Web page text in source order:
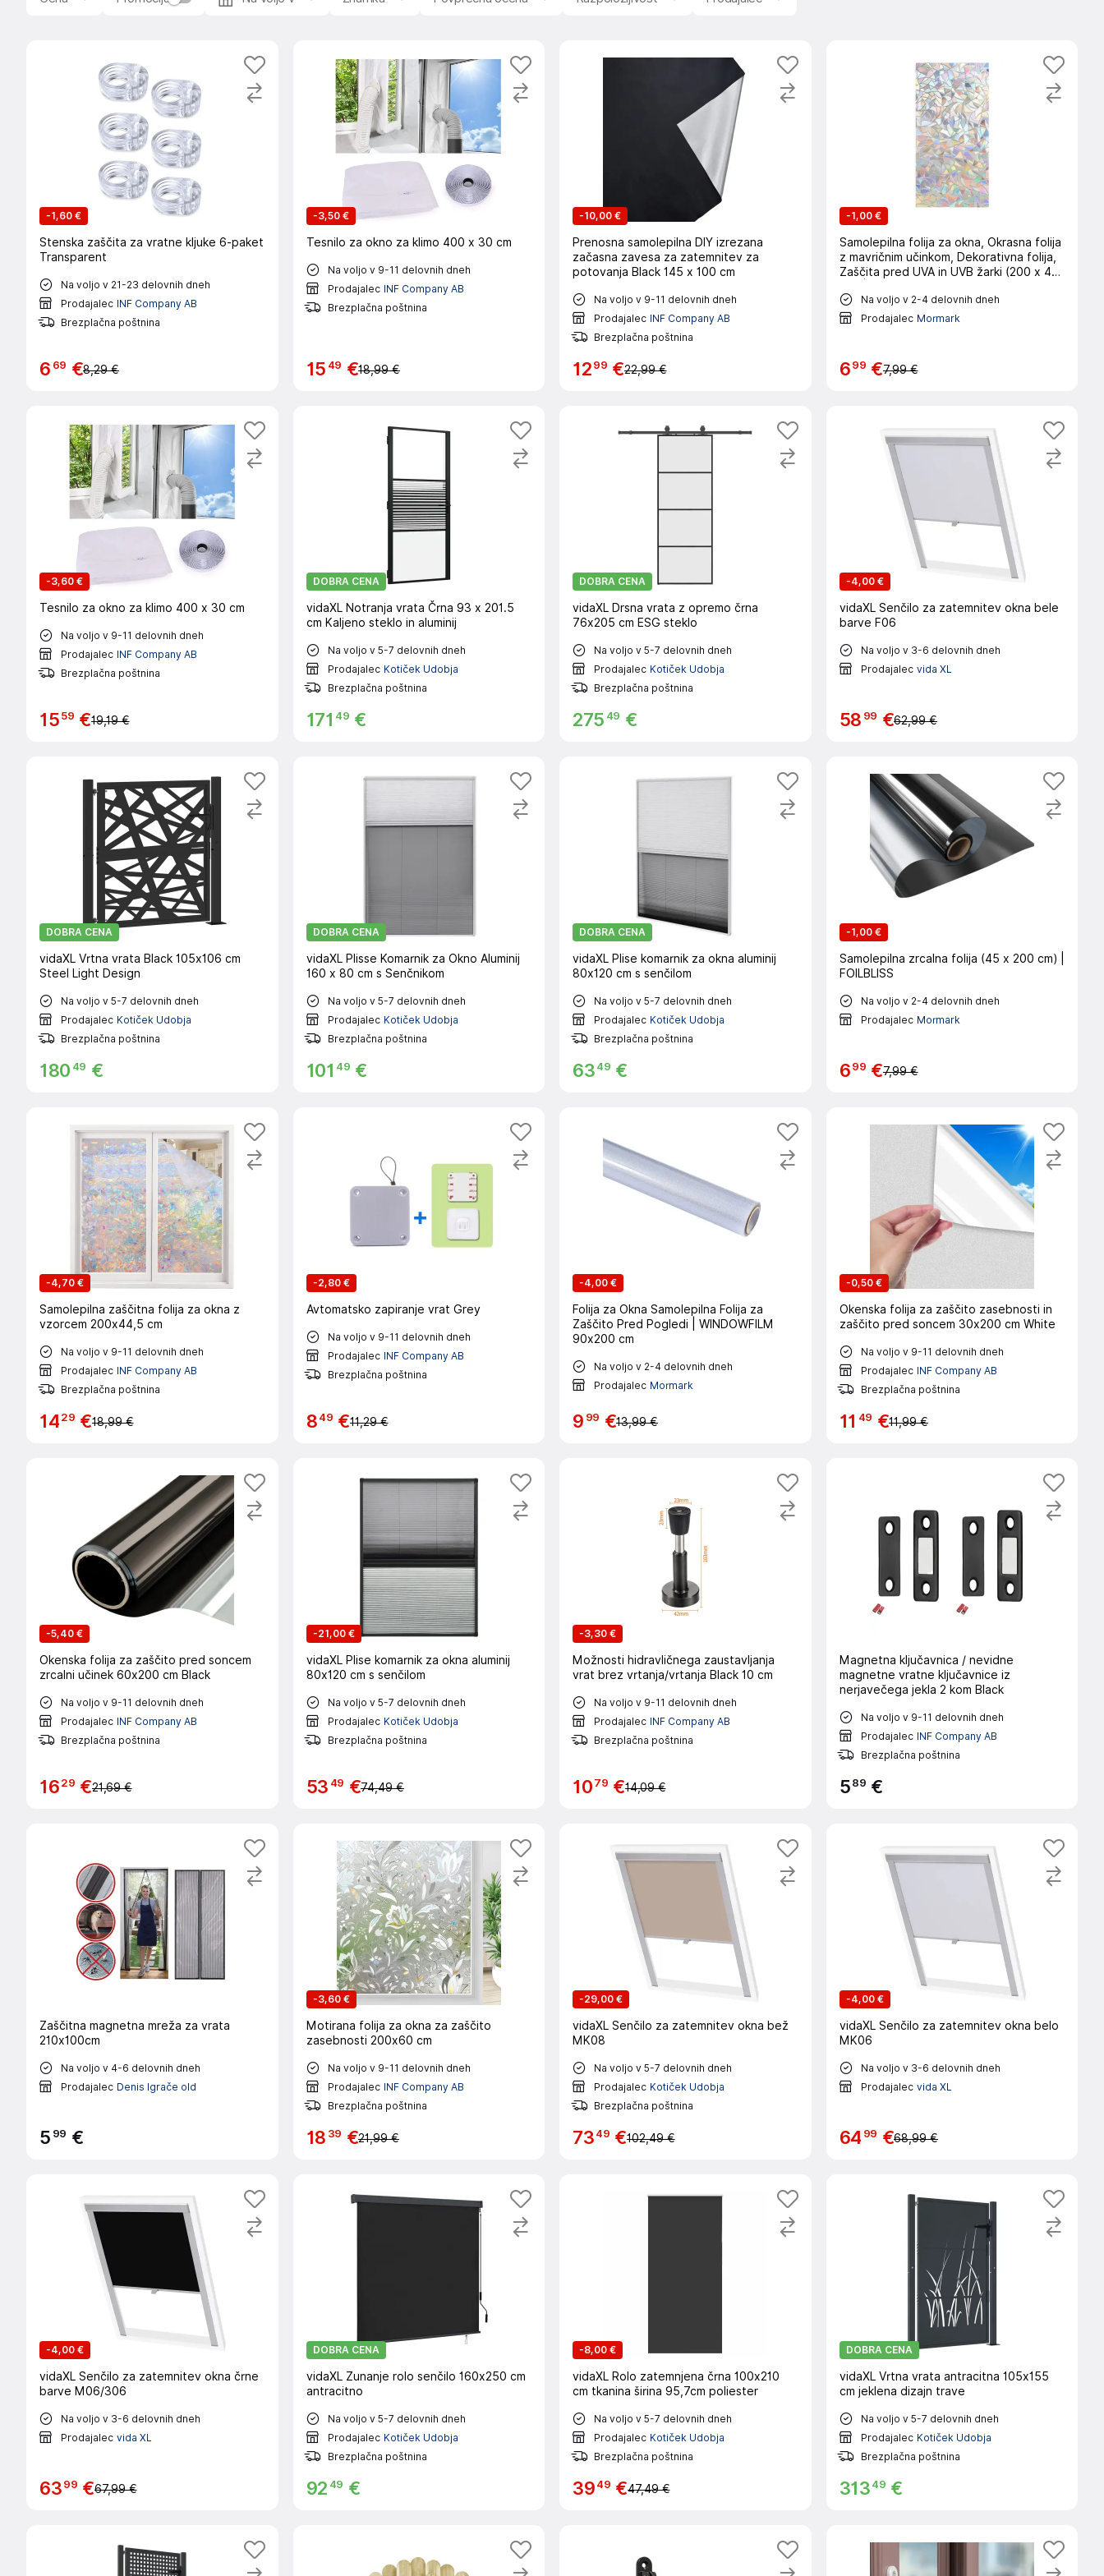
ustrezajo vašim potrebam in željam. Izbirate lahko med različnimi materiali in velikostmi. Okovja za oknaOkovja za okna
so nepogresljiva, ko gre za okna. Okovja omogocajo odpiranje in zapiranje oken. Izbirate lahko med razlicnimi tipi okovij,
ki ustrezajo vasim potrebam. Zamenjava okovja je enostavna in izboljsa funkcionalnost oken. Dodatki za okna
Dodatki
so nepogresljivi za vsak dom. Na voljo je veliko razlicnih dodatkov, ki izboljsajo funkcionalnost in estetiko oken.
Izbirajte med sirkim naborom dodatkov in izboljsajte svoj dom.
-1,60 €
Stenska zaščita za vratne kljuke 6-paket
Transparent
Na voljo v 21-23 delovnih dneh
Prodajalec INF Company AB
Brezplačna poštnina
6 69 €8,29 €
-3,50 €
Tesnilo za okno za klimo 400 x 30 cm
Na voljo v 9-11 delovnih dneh
Prodajalec INF Company AB
Brezplačna poštnina
15 49 €18,99 €
-10,00 €
Prenosna samolepilna DIY izrezana
začasna zavesa za zatemnitev za
potovanja Black 145 x 100 cm
Na voljo v 9-11 delovnih dneh
Prodajalec INF Company AB
Brezplačna poštnina
1299 €22,99 €
-1,00 €
Samolepilna folija za okna, Okrasna folija
z mavričnim učinkom, Dekorativna folija,
Zaščita pred UVA in UVB žarki (200 x 45
Na voljo v 2-4 delovnih dneh
Prodajalec Mormark
699 €7,99 €
-3,60 €
Tesnilo za okno za klimo 400 x 30 cm
Na voljo v 9-11 delovnih dneh
Prodajalec INF Company AB
Brezplačna poštnina
1559 €19,19 €
DOBRA CENA
vidaXL Notranja vrata Črna 93 x 201.5
cm Kaljeno steklo in aluminij
Na voljo v 5-7 delovnih dneh
Prodajalec Kotiček Udobja
Brezplačna poštnina
171 49 €
DOBRA CENA
vidaXL Drsna vrata z opremo črna
76x205 cm ESG steklo
Na voljo v 5-7 delovnih dneh
Prodajalec Kotiček Udobja
Brezplačna poštnina
275 49 €
-4,00 €
vidaXL Senčilo za zatemnitev okna bele
barve F06
Na voljo v 3-6 delovnih dneh
Prodajalec vida XL
58 99 €62,99 €
DOBRA CENA
vidaXL Vrtna vrata Black 105x106 cm
Steel Light Design
Na voljo v 5-7 delovnih dneh
Prodajalec Kotiček Udobja
Brezplačna poštnina
180 49 €
DOBRA CENA
vidaXL Plisse Komarnik za Okno Aluminij
160 x 80 cm s Senčnikom
Na voljo v 5-7 delovnih dneh
Prodajalec Kotiček Udobja
Brezplačna poštnina
101 49 €
DOBRA CENA
vidaXL Plise komarnik za okna aluminij
80x120 cm s senčilom
Na voljo v 5-7 delovnih dneh
Prodajalec Kotiček Udobja
Brezplačna poštnina
6349 €
-1,00 €
Samolepilna zrcalna folija (45 x 200 cm) |
FOILBLISS
Na voljo v 2-4 delovnih dneh
Prodajalec Mormark
699 €7,99 €
-4,70 €
Samolepilna zaščitna folija za okna z
vzorcem 200x44,5 cm
Na voljo v 9-11 delovnih dneh
Prodajalec INF Company AB
Brezplačna poštnina
1429 €18,99 €
-2,80 €
Avtomatsko zapiranje vrat Grey
Na voljo v 9-11 delovnih dneh
Prodajalec INF Company AB
Brezplačna poštnina
849 €11,29 €
-4,00 €
Folija za Okna Samolepilna Folija za
Zaščito Pred Pogledi | WINDOWFILM
90x200 cm
Na voljo v 2-4 delovnih dneh
Prodajalec Mormark
9 99 €13,99 €
-0,50 €
Okenska folija za zaščito zasebnosti in
zaščito pred soncem 30x200 cm White
Na voljo v 9-11 delovnih dneh
Prodajalec INF Company AB
Brezplačna poštnina
11 49 €11,99 €
-5,40 €
Okenska folija za zaščito pred soncem
zrcalni učinek 60x200 cm Black
Na voljo v 9-11 delovnih dneh
Prodajalec INF Company AB
Brezplačna poštnina
1629 €21,69 €
-21,00 €
vidaXL Plise komarnik za okna aluminij
80x120 cm s senčilom
Na voljo v 5-7 delovnih dneh
Prodajalec Kotiček Udobja
Brezplačna poštnina
53 49 €74,49 €
-3,30 €
Možnosti hidravličnega zaustavljanja
vrat brez vrtanja/vrtanja Black 10 cm
Na voljo v 9-11 delovnih dneh
Prodajalec INF Company AB
Brezplačna poštnina
1079 €14,09 €
Magnetna ključavnica / nevidne
magnetne vratne ključavnice iz
nerjavečega jekla 2 kom Black
Na voljo v 9-11 delovnih dneh
Prodajalec INF Company AB
Brezplačna poštnina
589 €
Zaščitna magnetna mreža za vrata
210x100cm
Na voljo v 4-6 delovnih dneh
Prodajalec Denis Igrače old
5 99 €
-3,60 €
Motirana folija za okna za zaščito
zasebnosti 200x60 cm
Na voljo v 9-11 delovnih dneh
Prodajalec INF Company AB
Brezplačna poštnina
18 39 €21,99 €
-29,00 €
vidaXL Senčilo za zatemnitev okna bež
MK08
Na voljo v 5-7 delovnih dneh
Prodajalec Kotiček Udobja
Brezplačna poštnina
7349 €102,49 €
-4,00 €
vidaXL Senčilo za zatemnitev okna belo
MK06
Na voljo v 3-6 delovnih dneh
Prodajalec vida XL
64 99 €68,99 €
-4,00 €
vidaXL Senčilo za zatemnitev okna črne
barve M06/306
Na voljo v 3-6 delovnih dneh
Prodajalec vida XL
6399 €67,99 €
DOBRA CENA
vidaXL Zunanje rolo senčilo 160x250 cm
antracitno
Na voljo v 5-7 delovnih dneh
Prodajalec Kotiček Udobja
Brezplačna poštnina
92 49 €
-8,00 €
vidaXL Rolo zatemnjena črna 100x210
cm tkanina širina 95,7cm poliester
Na voljo v 5-7 delovnih dneh
Prodajalec Kotiček Udobja
Brezplačna poštnina
3949 €47,49 €
DOBRA CENA
vidaXL Vrtna vrata antracitna 105x155
cm jeklena dizajn trave
Na voljo v 5-7 delovnih dneh
Prodajalec Kotiček Udobja
Brezplačna poštnina
31349 €